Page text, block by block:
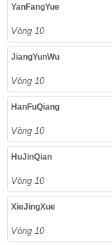
YanFangYue
Vòng 10
JiangYunWu
Vòng 10
HanFuQiang
Vòng 10
HuJinQian
Vòng 10
XieJingXue
Vòng 10